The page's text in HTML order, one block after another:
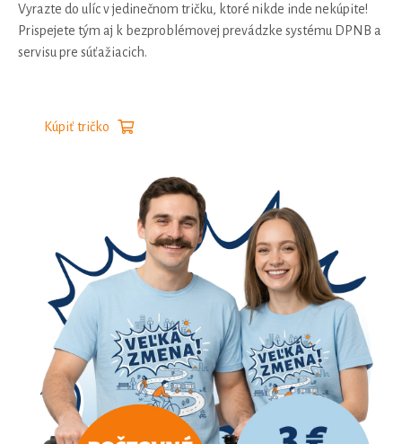
Vyrazte do ulíc v jedinečnom tričku, ktoré nikde inde nekúpite!
Prispejete tým aj k bezproblémovej prevádzke systému DPNB a
servisu pre súťažiacich.
Kúpiť tričko